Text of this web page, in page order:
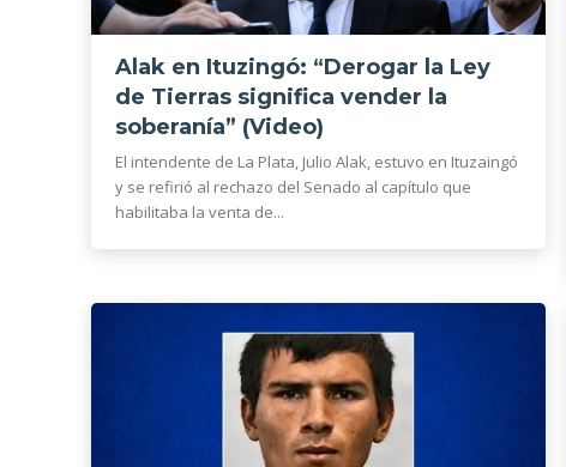
Alak en Ituzingó: “Derogar la Ley
de Tierras significa vender la
soberanía” (Video)
El intendente de La Plata, Julio Alak, estuvo en Ituzaingó
y se refirió al rechazo del Senado al capítulo que
habilitaba la venta de...